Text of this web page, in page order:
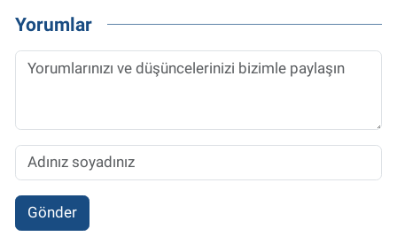
Yorumlar
Gönder